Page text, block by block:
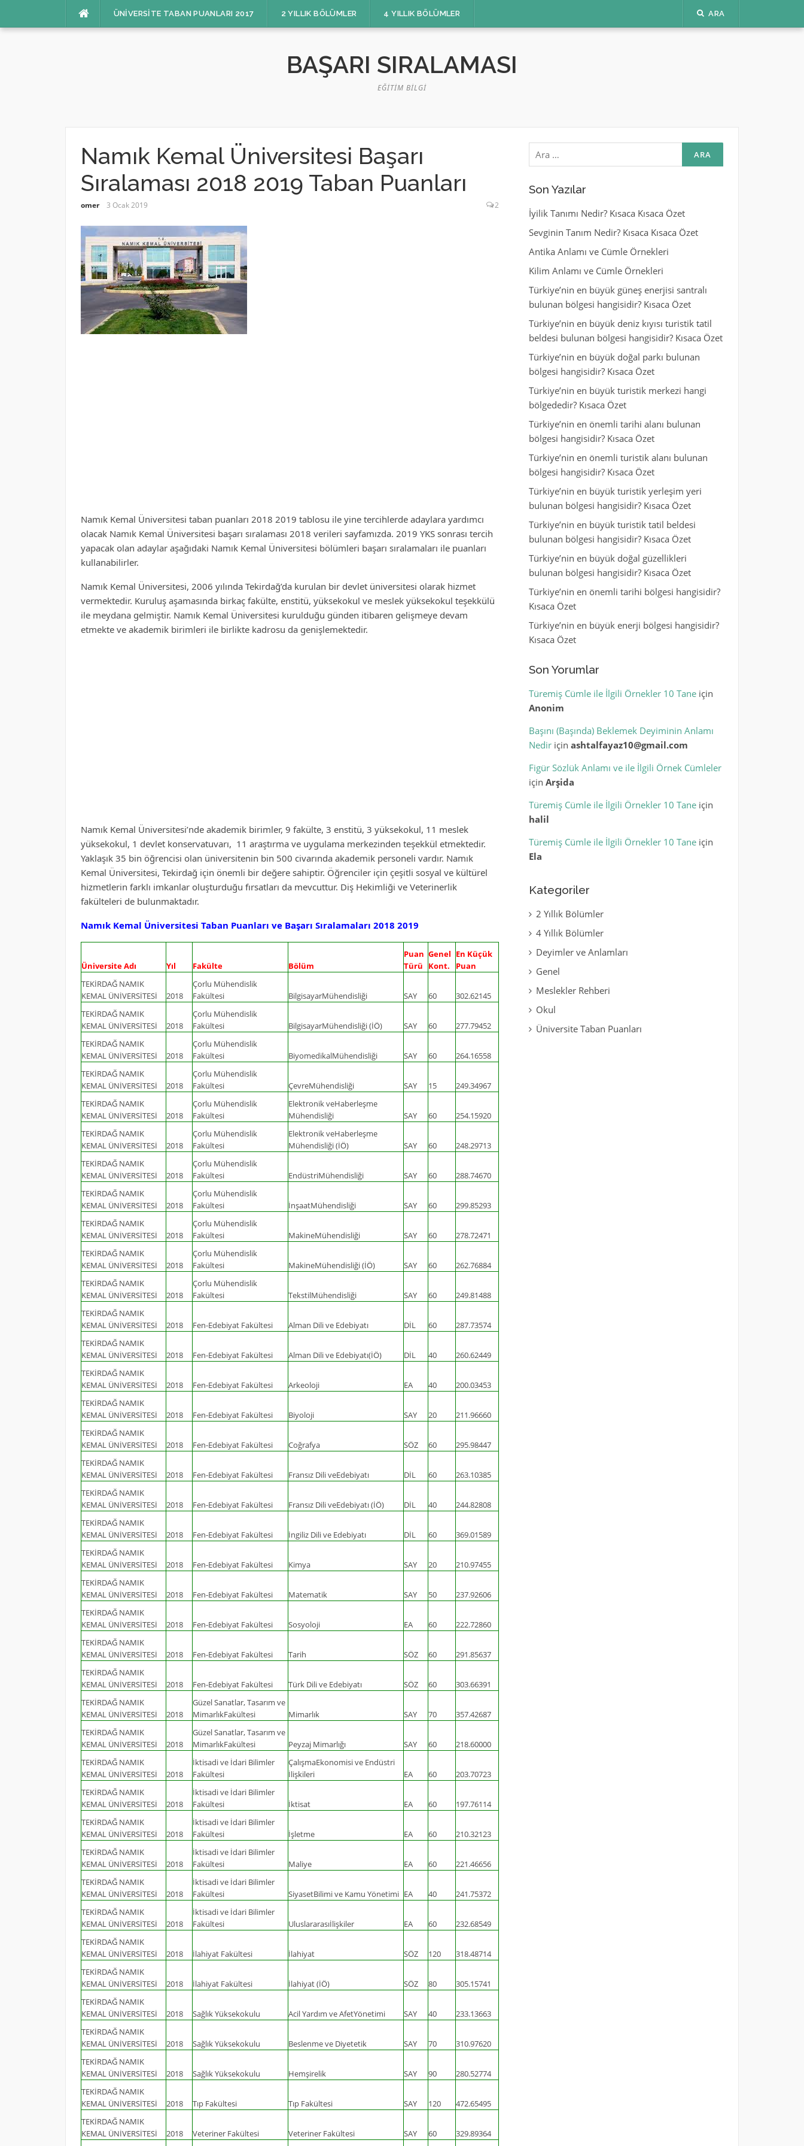
ÜNIVERSITE TABAN PUANLARI 2017 2 YILLIK BÖLÜMLER 4 YILLIK BÖLÜMLER ARA
BAŞARI SIRALAMASI
EĞITIM BILGI
Namık Kemal Üniversitesi Başarı
Sıralaması 2018 2019 Taban Puanları
omer 3 Ocak 2019 2
Namık Kemal Üniversitesi taban puanları 2018 2019 tablosu ile yine tercihlerde adaylara yardımcı
olacak Namık Kemal Üniversitesi başarı sıralaması 2018 verileri sayfamızda. 2019 YKS sonrası tercih
yapacak olan adaylar aşağıdaki Namık Kemal Üniversitesi bölümleri başarı sıralamaları ile puanları
kullanabilirler.
Namık Kemal Üniversitesi, 2006 yılında Tekirdağ’da kurulan bir devlet üniversitesi olarak hizmet
vermektedir. Kuruluş aşamasında birkaç fakülte, enstitü, yüksekokul ve meslek yüksekokul teşekkülü
ile meydana gelmiştir. Namık Kemal Üniversitesi kurulduğu günden itibaren gelişmeye devam
etmekte ve akademik birimleri ile birlikte kadrosu da genişlemektedir.
Namık Kemal Üniversitesi’nde akademik birimler, 9 fakülte, 3 enstitü, 3 yüksekokul, 11 meslek
yüksekokul, 1 devlet konservatuvarı, 11 araştırma ve uygulama merkezinden teşekkül etmektedir.
Yaklaşık 35 bin öğrencisi olan üniversitenin bin 500 civarında akademik personeli vardır. Namık
Kemal Üniversitesi, Tekirdağ için önemli bir değere sahiptir. Öğrenciler için çeşitli sosyal ve kültürel
hizmetlerin farklı imkanlar oluşturduğu fırsatları da mevcuttur. Diş Hekimliği ve Veterinerlik
fakülteleri de bulunmaktadır.
Namık Kemal Üniversitesi Taban Puanları ve Başarı Sıralamaları 2018 2019
Üniversite Adı Yıl Fakülte Bölüm
Puan
Türü
Genel
Kont.
En Küçük
Puan
TEKİRDAĞ NAMIK
KEMAL ÜNİVERSİTESİ
2018
Çorlu Mühendislik
Fakültesi
BilgisayarMühendisliği SAY 60
302.62145
TEKİRDAĞ NAMIK
KEMAL ÜNİVERSİTESİ
2018
Çorlu Mühendislik
Fakültesi
BilgisayarMühendisliği (İÖ) SAY 60
277.79452
TEKİRDAĞ NAMIK
KEMAL ÜNİVERSİTESİ
2018
Çorlu Mühendislik
Fakültesi
BiyomedikalMühendisliği SAY 60
264.16558
TEKİRDAĞ NAMIK
KEMAL ÜNİVERSİTESİ
2018
Çorlu Mühendislik
Fakültesi
ÇevreMühendisliği SAY 15
249.34967
TEKİRDAĞ NAMIK
KEMAL ÜNİVERSİTESİ
2018
Çorlu Mühendislik
Fakültesi
Elektronik veHaberleşme
Mühendisliği
SAY 60
254.15920
TEKİRDAĞ NAMIK
KEMAL ÜNİVERSİTESİ
2018
Çorlu Mühendislik
Fakültesi
Elektronik veHaberleşme
Mühendisliği (İÖ)
SAY 60
248.29713
TEKİRDAĞ NAMIK
KEMAL ÜNİVERSİTESİ
2018
Çorlu Mühendislik
Fakültesi
EndüstriMühendisliği SAY 60
288.74670
TEKİRDAĞ NAMIK
KEMAL ÜNİVERSİTESİ
2018
Çorlu Mühendislik
Fakültesi
İnşaatMühendisliği SAY 60
299.85293
TEKİRDAĞ NAMIK
KEMAL ÜNİVERSİTESİ
2018
Çorlu Mühendislik
Fakültesi
MakineMühendisliği SAY 60
278.72471
TEKİRDAĞ NAMIK
KEMAL ÜNİVERSİTESİ
2018
Çorlu Mühendislik
Fakültesi
MakineMühendisliği (İÖ) SAY 60
262.76884
TEKİRDAĞ NAMIK
KEMAL ÜNİVERSİTESİ
2018
Çorlu Mühendislik
Fakültesi
TekstilMühendisliği SAY 60
249.81488
TEKİRDAĞ NAMIK
KEMAL ÜNİVERSİTESİ
2018 Fen-Edebiyat Fakültesi Alman Dili ve Edebiyatı DİL 60
287.73574
TEKİRDAĞ NAMIK
KEMAL ÜNİVERSİTESİ
2018 Fen-Edebiyat Fakültesi Alman Dili ve Edebiyatı(İÖ) DİL 40
260.62449
TEKİRDAĞ NAMIK
KEMAL ÜNİVERSİTESİ
2018 Fen-Edebiyat Fakültesi Arkeoloji EA 40
200.03453
TEKİRDAĞ NAMIK
KEMAL ÜNİVERSİTESİ
2018 Fen-Edebiyat Fakültesi Biyoloji SAY 20
211.96660
TEKİRDAĞ NAMIK
KEMAL ÜNİVERSİTESİ
2018 Fen-Edebiyat Fakültesi Coğrafya SÖZ 60
295.98447
TEKİRDAĞ NAMIK
KEMAL ÜNİVERSİTESİ
2018 Fen-Edebiyat Fakültesi Fransız Dili veEdebiyatı DİL 60
263.10385
TEKİRDAĞ NAMIK
KEMAL ÜNİVERSİTESİ
2018 Fen-Edebiyat Fakültesi Fransız Dili veEdebiyatı (İÖ) DİL 40
244.82808
TEKİRDAĞ NAMIK
KEMAL ÜNİVERSİTESİ
2018 Fen-Edebiyat Fakültesi İngiliz Dili ve Edebiyatı DİL 60
369.01589
TEKİRDAĞ NAMIK
KEMAL ÜNİVERSİTESİ
2018 Fen-Edebiyat Fakültesi Kimya SAY 20
210.97455
TEKİRDAĞ NAMIK
KEMAL ÜNİVERSİTESİ
2018 Fen-Edebiyat Fakültesi Matematik SAY 50
237.92606
TEKİRDAĞ NAMIK
KEMAL ÜNİVERSİTESİ
2018 Fen-Edebiyat Fakültesi Sosyoloji EA 60
222.72860
TEKİRDAĞ NAMIK
KEMAL ÜNİVERSİTESİ
2018 Fen-Edebiyat Fakültesi Tarih SÖZ 60
291.85637
TEKİRDAĞ NAMIK
KEMAL ÜNİVERSİTESİ
2018 Fen-Edebiyat Fakültesi Türk Dili ve Edebiyatı SÖZ 60
303.66391
TEKİRDAĞ NAMIK
KEMAL ÜNİVERSİTESİ
2018
Güzel Sanatlar, Tasarım ve
MimarlıkFakültesi
Mimarlık SAY 70
357.42687
TEKİRDAĞ NAMIK
KEMAL ÜNİVERSİTESİ
2018
Güzel Sanatlar, Tasarım ve
MimarlıkFakültesi
Peyzaj Mimarlığı SAY 60
218.60000
TEKİRDAĞ NAMIK
KEMAL ÜNİVERSİTESİ
2018
İktisadi ve İdari Bilimler
Fakültesi
ÇalışmaEkonomisi ve Endüstri
İlişkileri
EA 60
203.70723
TEKİRDAĞ NAMIK
KEMAL ÜNİVERSİTESİ
2018
İktisadi ve İdari Bilimler
Fakültesi
İktisat EA 60
197.76114
TEKİRDAĞ NAMIK
KEMAL ÜNİVERSİTESİ
2018
İktisadi ve İdari Bilimler
Fakültesi
İşletme EA 60
210.32123
TEKİRDAĞ NAMIK
KEMAL ÜNİVERSİTESİ
2018
İktisadi ve İdari Bilimler
Fakültesi
Maliye EA 60
221.46656
TEKİRDAĞ NAMIK
KEMAL ÜNİVERSİTESİ
2018
İktisadi ve İdari Bilimler
Fakültesi
SiyasetBilimi ve Kamu Yönetimi EA 40
241.75372
TEKİRDAĞ NAMIK
KEMAL ÜNİVERSİTESİ
2018
İktisadi ve İdari Bilimler
Fakültesi
Uluslararasıİlişkiler EA 60
232.68549
TEKİRDAĞ NAMIK
KEMAL ÜNİVERSİTESİ
2018 İlahiyat Fakültesi İlahiyat SÖZ 120
318.48714
TEKİRDAĞ NAMIK
KEMAL ÜNİVERSİTESİ
2018 İlahiyat Fakültesi İlahiyat (İÖ) SÖZ 80
305.15741
TEKİRDAĞ NAMIK
KEMAL ÜNİVERSİTESİ
2018 Sağlık Yüksekokulu Acil Yardım ve AfetYönetimi SAY 40
233.13663
TEKİRDAĞ NAMIK
KEMAL ÜNİVERSİTESİ
2018 Sağlık Yüksekokulu Beslenme ve Diyetetik SAY 70
310.97620
TEKİRDAĞ NAMIK
KEMAL ÜNİVERSİTESİ
2018 Sağlık Yüksekokulu Hemşirelik SAY 90
280.52774
TEKİRDAĞ NAMIK
KEMAL ÜNİVERSİTESİ
2018 Tıp Fakültesi Tıp Fakültesi SAY 120
472.65495
TEKİRDAĞ NAMIK
KEMAL ÜNİVERSİTESİ
2018 Veteriner Fakültesi Veteriner Fakültesi SAY 60 329.89364
Arama:
Son Yazılar
İyilik Tanımı Nedir? Kısaca Kısaca Özet
Sevginin Tanım Nedir? Kısaca Kısaca Özet
Antika Anlamı ve Cümle Örnekleri
Kilim Anlamı ve Cümle Örnekleri
Türkiye’nin en büyük güneş enerjisi santralı
bulunan bölgesi hangisidir? Kısaca Özet
Türkiye’nin en büyük deniz kıyısı turistik tatil
beldesi bulunan bölgesi hangisidir? Kısaca Özet
Türkiye’nin en büyük doğal parkı bulunan
bölgesi hangisidir? Kısaca Özet
Türkiye’nin en büyük turistik merkezi hangi
bölgededir? Kısaca Özet
Türkiye’nin en önemli tarihi alanı bulunan
bölgesi hangisidir? Kısaca Özet
Türkiye’nin en önemli turistik alanı bulunan
bölgesi hangisidir? Kısaca Özet
Türkiye’nin en büyük turistik yerleşim yeri
bulunan bölgesi hangisidir? Kısaca Özet
Türkiye’nin en büyük turistik tatil beldesi
bulunan bölgesi hangisidir? Kısaca Özet
Türkiye’nin en büyük doğal güzellikleri
bulunan bölgesi hangisidir? Kısaca Özet
Türkiye’nin en önemli tarihi bölgesi hangisidir?
Kısaca Özet
Türkiye’nin en büyük enerji bölgesi hangisidir?
Kısaca Özet
Son Yorumlar
Türemiş Cümle ile İlgili Örnekler 10 Taneiçin
Anonim
Başını (Başında) Beklemek Deyiminin Anlamı
Nediriçin ashtalfayaz10@gmail.com
Figür Sözlük Anlamı ve ile İlgili Örnek Cümleler
için Arşida
Türemiş Cümle ile İlgili Örnekler 10 Taneiçin
halil
Türemiş Cümle ile İlgili Örnekler 10 Taneiçin
Ela
Kategoriler
2 Yıllık Bölümler
4 Yıllık Bölümler
Deyimler ve Anlamları
Genel
Meslekler Rehberi
Okul
Üniversite Taban Puanları